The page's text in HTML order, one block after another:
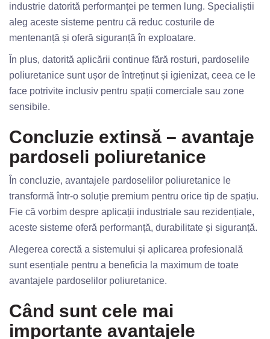
industrie datorită performanței pe termen lung. Specialiștii
aleg aceste sisteme pentru că reduc costurile de
mentenanță și oferă siguranță în exploatare.
În plus, datorită aplicării continue fără rosturi, pardoselile
poliuretanice sunt ușor de întreținut și igienizat, ceea ce le
face potrivite inclusiv pentru spații comerciale sau zone
sensibile.
Concluzie extinsă – avantaje
pardoseli poliuretanice
În concluzie, avantajele pardoselilor poliuretanice le
transformă într-o soluție premium pentru orice tip de spațiu.
Fie că vorbim despre aplicații industriale sau rezidențiale,
aceste sisteme oferă performanță, durabilitate și siguranță.
Alegerea corectă a sistemului și aplicarea profesională
sunt esențiale pentru a beneficia la maximum de toate
avantajele pardoselilor poliuretanice.
Când sunt cele mai
importante avantajele